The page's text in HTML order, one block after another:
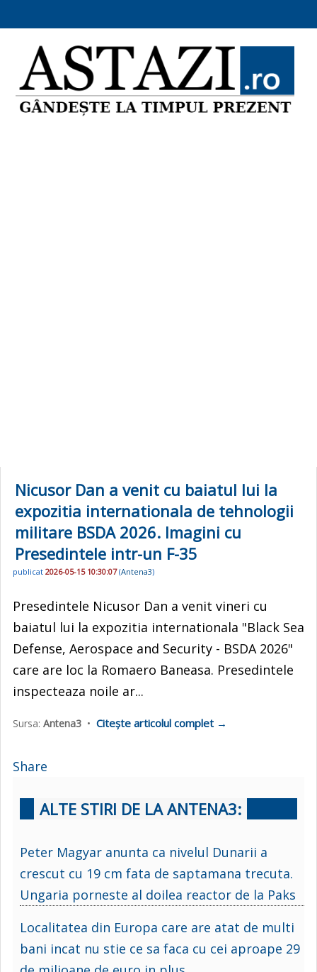
Nicusor Dan a venit cu baiatul lui la
expozitia internationala de tehnologii
militare BSDA 2026. Imagini cu
Presedintele intr-un F-35
publicat 2026-05-15 10:30:07(Antena3)
Presedintele Nicusor Dan a venit vineri cu
baiatul lui la expozitia internationala "Black Sea
Defense, Aerospace and Security - BSDA 2026"
care are loc la Romaero Baneasa. Presedintele
inspecteaza noile ar...
Sursa: Antena3 • Citește articolul complet →
Share
ALTE STIRI DE LA ANTENA3:
Peter Magyar anunta ca nivelul Dunarii a
crescut cu 19 cm fata de saptamana trecuta.
Ungaria porneste al doilea reactor de la Paks
Localitatea din Europa care are atat de multi
bani incat nu stie ce sa faca cu cei aproape 29